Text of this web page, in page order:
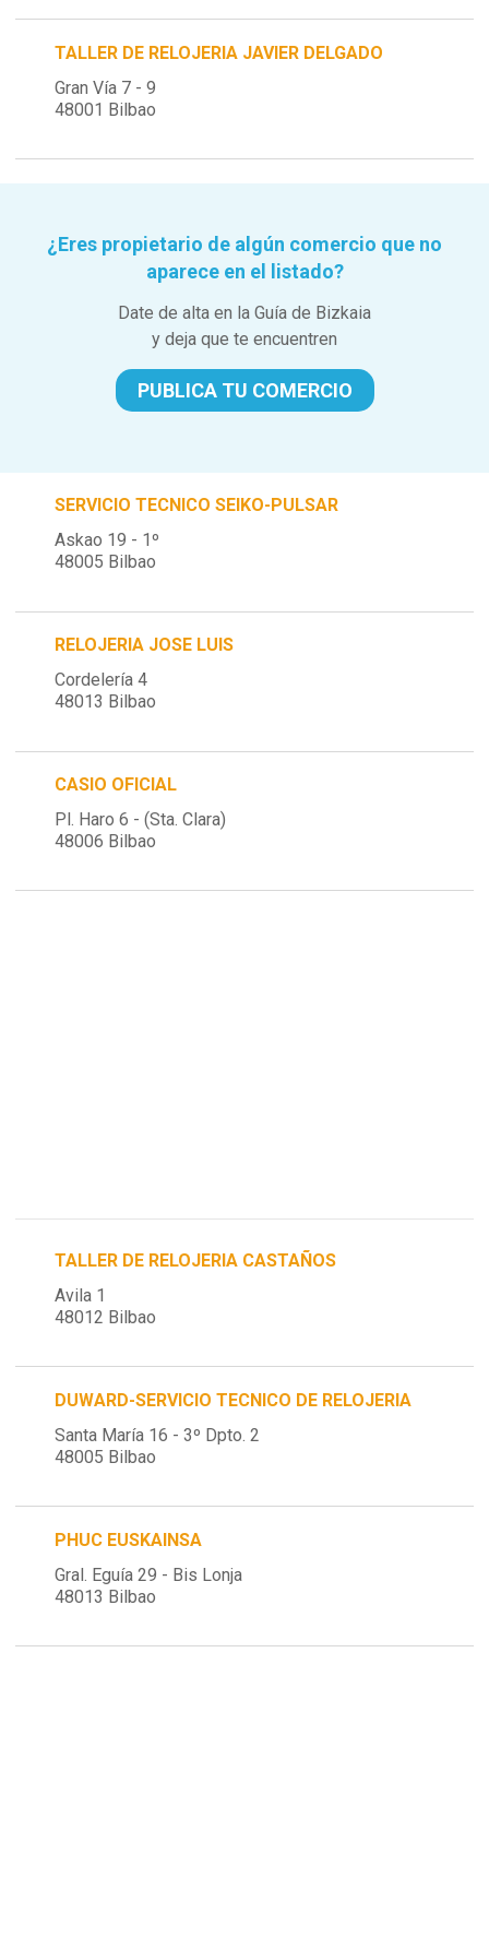
TALLER DE RELOJERIA JAVIER DELGADO
Gran Vía 7 - 9
48001 Bilbao
¿Eres propietario de algún comercio que no
aparece en el listado?
Date de alta en la Guía de Bizkaia
y deja que te encuentren
PUBLICA TU COMERCIO
SERVICIO TECNICO SEIKO-PULSAR
Askao 19 - 1º
48005 Bilbao
RELOJERIA JOSE LUIS
Cordelería 4
48013 Bilbao
CASIO OFICIAL
Pl. Haro 6 - (Sta. Clara)
48006 Bilbao
TALLER DE RELOJERIA CASTAÑOS
Avila 1
48012 Bilbao
DUWARD-SERVICIO TECNICO DE RELOJERIA
Santa María 16 - 3º Dpto. 2
48005 Bilbao
PHUC EUSKAINSA
Gral. Eguía 29 - Bis Lonja
48013 Bilbao